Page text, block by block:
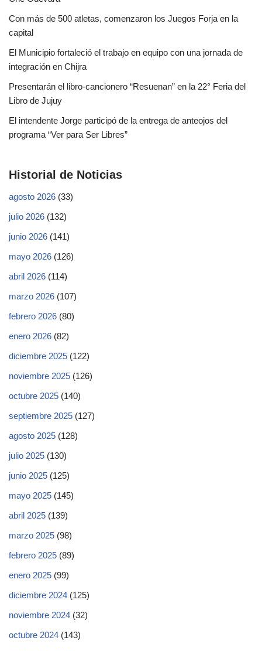
Con más de 500 atletas, comenzaron los Juegos Forja en la
capital
El Municipio fortaleció el trabajo en equipo con una jornada de
integración en Chijra
Presentarán el libro-cancionero “Resuenan” en la 22° Feria del
Libro de Jujuy
El intendente Jorge participó de la entrega de anteojos del
programa “Ver para Ser Libres”
Historial de Noticias
agosto 2026 (33)
julio 2026 (132)
junio 2026 (141)
mayo 2026 (126)
abril 2026 (114)
marzo 2026 (107)
febrero 2026 (80)
enero 2026 (82)
diciembre 2025 (122)
noviembre 2025 (126)
octubre 2025 (140)
septiembre 2025 (127)
agosto 2025 (128)
julio 2025 (130)
junio 2025 (125)
mayo 2025 (145)
abril 2025 (139)
marzo 2025 (98)
febrero 2025 (89)
enero 2025 (99)
diciembre 2024 (125)
noviembre 2024 (32)
octubre 2024 (143)